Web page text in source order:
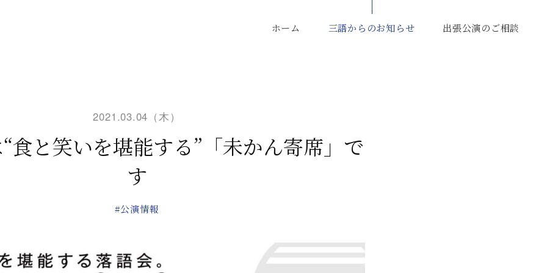
ホーム 三語からのお知らせ 出張公演のご相談
2021.03.04（木）
食と笑いを堪能する”「未かん寄席」で
す
#公演情報